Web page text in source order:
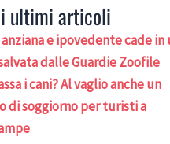
ultimi articoli
e ipovedente cade in
dalle Guardie Zoofile
i cani? Al vaglio anche un
di soggiorno per turisti a